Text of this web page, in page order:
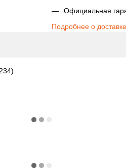
Официальная
Подробнее о